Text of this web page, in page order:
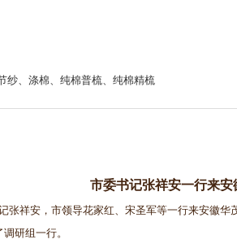
纱、涤棉、纯棉普梳、纯棉精梳
市委书记张祥安一行来安
祥安，市领导花家红、宋圣军等一行来安徽华
研组一行。